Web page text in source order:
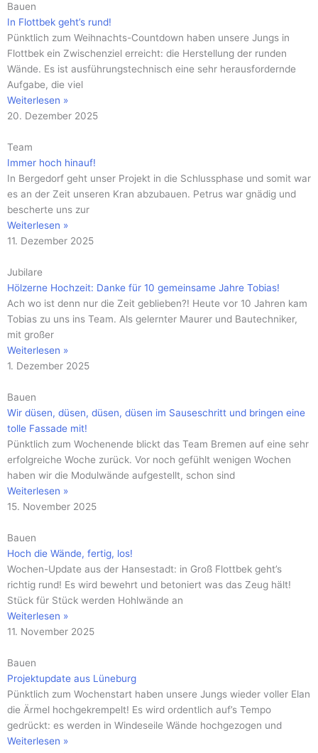
Bauen
In Flottbek geht’s rund!
Pünktlich zum Weihnachts-Countdown haben unsere Jungs in
Flottbek ein Zwischenziel erreicht: die Herstellung der runden
Wände. Es ist ausführungstechnisch eine sehr herausfordernde
Aufgabe, die viel
Weiterlesen »
20. Dezember 2025
Team
Immer hoch hinauf!
In Bergedorf geht unser Projekt in die Schlussphase und somit war
es an der Zeit unseren Kran abzubauen. Petrus war gnädig und
bescherte uns zur
Weiterlesen »
11. Dezember 2025
Jubilare
Hölzerne Hochzeit: Danke für 10 gemeinsame Jahre Tobias!
Ach wo ist denn nur die Zeit geblieben?! Heute vor 10 Jahren kam
Tobias zu uns ins Team. Als gelernter Maurer und Bautechniker,
mit großer
Weiterlesen »
1. Dezember 2025
Bauen
Wir düsen, düsen, düsen, düsen im Sauseschritt und bringen eine
tolle Fassade mit!
Pünktlich zum Wochenende blickt das Team Bremen auf eine sehr
erfolgreiche Woche zurück. Vor noch gefühlt wenigen Wochen
haben wir die Modulwände aufgestellt, schon sind
Weiterlesen »
15. November 2025
Bauen
Hoch die Wände, fertig, los!
Wochen-Update aus der Hansestadt: in Groß Flottbek geht’s
richtig rund! Es wird bewehrt und betoniert was das Zeug hält!
Stück für Stück werden Hohlwände an
Weiterlesen »
11. November 2025
Bauen
Projektupdate aus Lüneburg
Pünktlich zum Wochenstart haben unsere Jungs wieder voller Elan
die Ärmel hochgekrempelt! Es wird ordentlich auf’s Tempo
gedrückt: es werden in Windeseile Wände hochgezogen und
Weiterlesen »